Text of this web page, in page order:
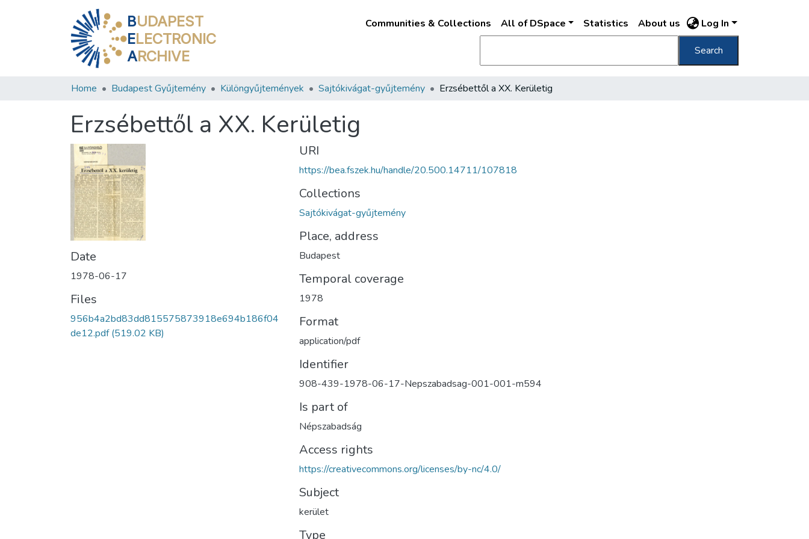
BUDAPEST
ELECTRONIC
ARCHIVE
Communities & Collections All of DSpace Statistics About us Log In
Search
Home Budapest Gyűjtemény Különgyűjtemények Sajtókivágat-gyűjtemény Erzsébettől a XX. Kerületig
Erzsébettől a XX. Kerületig
Date
1978-06-17
Files
956b4a2bd83dd815575873918e694b186f04
de12.pdf(519.02 KB)
URI
https://bea.fszek.hu/handle/20.500.14711/107818
Collections
Sajtókivágat-gyűjtemény
Place, address
Budapest
Temporal coverage
1978
Format
application/pdf
Identifier
908-439-1978-06-17-Nepszabadsag-001-001-m594
Is part of
Népszabadság
Access rights
https://creativecommons.org/licenses/by-nc/4.0/
Subject
kerület
Type